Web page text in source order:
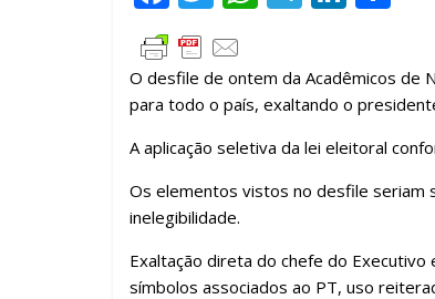
ac
e
b
o
o
k
w
itt
er
at
s
A
p
p
e
gr
a
m
k
e
dI
n
m
p
ar
til
h
O desfile de ontem da Acadêmicos de
para todo o país, exaltando o
A aplicação seletiva da lei eleitoral
Os elementos vistos no desfile seriam
inelegibilidade.
Exaltação direta do chefe do
símbolos associados ao PT, uso